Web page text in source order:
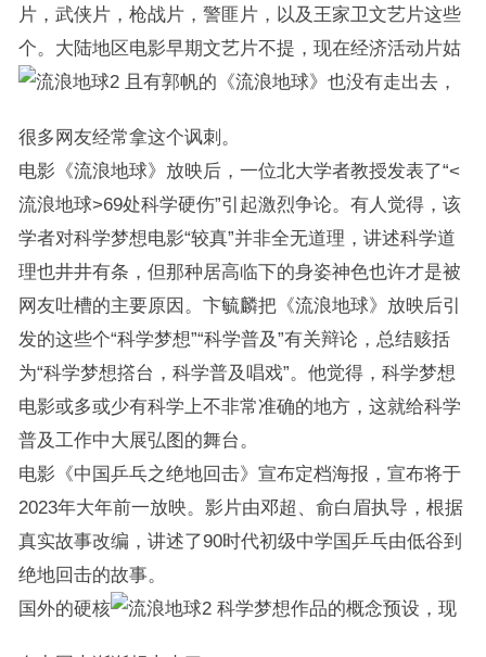
片，武侠片，枪战片，警匪片，以及王家卫文艺片这些
个。大陆地区电影早期文艺片不提，现在经济活动片姑
且有郭帆的《流浪地球》也没有走出去，
很多网友经常拿这个讽刺。
电影《流浪地球》放映后，一位北大学者教授发表了“<
流浪地球>69处科学硬伤”引起激烈争论。有人觉得，该
学者对科学梦想电影“较真”并非全无道理，讲述科学道
理也井井有条，但那种居高临下的身姿神色也许才是被
网友吐槽的主要原因。卞毓麟把《流浪地球》放映后引
发的这些个“科学梦想”“科学普及”有关辩论，总结赅括
为“科学梦想撘台，科学普及唱戏”。他觉得，科学梦想
电影或多或少有科学上不非常准确的地方，这就给科学
普及工作中大展弘图的舞台。
电影《中国乒乓之绝地回击》宣布定档海报，宣布将于
2023年大年前一放映。影片由邓超、俞白眉执导，根据
真实故事改编，讲述了90时代初级中学国乒乓由低谷到
绝地回击的故事。
国外的硬核
科学梦想作品的概念预设，现